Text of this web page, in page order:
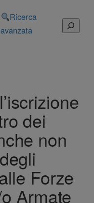
Ricerca
avanzata
Cerca
dei
non
Forze
Armate